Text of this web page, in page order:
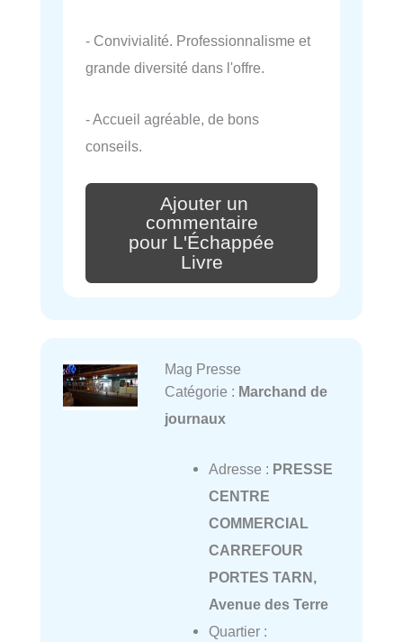
- Convivialité. Professionnalisme et
grande diversité dans l'offre.
- Accueil agréable, de bons
conseils.
Ajouter un
commentaire
pour L'Échappée
Livre
Mag Presse
Catégorie : Marchand de
journaux
Adresse : PRESSE
CENTRE
COMMERCIAL
CARREFOUR
PORTES TARN,
Avenue des Terre
Quartier :